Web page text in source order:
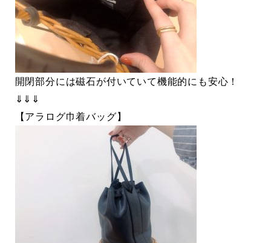
開閉部分には磁石が付いていて機能的にも安心！
⇓⇓⇓
【アラログ巾着バッグ】